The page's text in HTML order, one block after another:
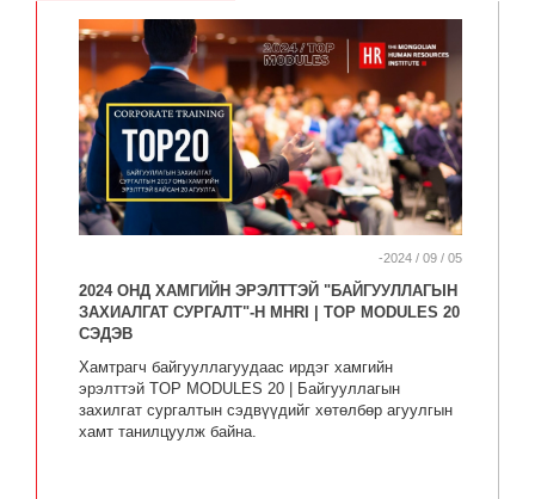
-2024 / 09 / 05
2024 ОНД ХАМГИЙН ЭРЭЛТТЭЙ "БАЙГУУЛЛАГЫН
ЗАХИАЛГАТ СУРГАЛТ"-Н MHRI | TOP MODULES 20
СЭДЭВ
Хамтрагч байгууллагуудаас ирдэг хамгийн
эрэлттэй TOP MODULES 20 | Байгууллагын
захилгат сургалтын сэдвүүдийг хөтөлбөр агуулгын
хамт танилцуулж байна.